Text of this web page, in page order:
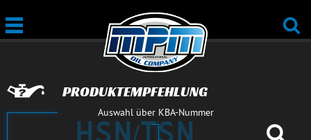
PRODUKTEMPFEHLUNG
Auswahl über KBA-Nummer